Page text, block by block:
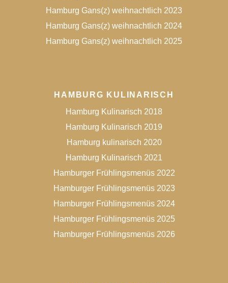
Hamburg Gans(z) weihnachtlich 2023
Hamburg Gans(z) weihnachtlich 2024
Hamburg Gans(z) weihnachtlich 2025
HAMBURG KULINARISCH
Hamburg Kulinarisch 2018
Hamburg Kulinarisch 2019
Hamburg kulinarisch 2020
Hamburg Kulinarisch 2021
Hamburger Frühlingsmenüs 2022
Hamburger Frühlingsmenüs 2023
Hamburger Frühlingsmenüs 2024
Hamburger Frühlingsmenüs 2025
Hamburger Frühlingsmenüs 2026